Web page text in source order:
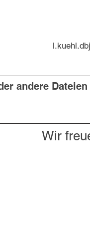
andere
Wir